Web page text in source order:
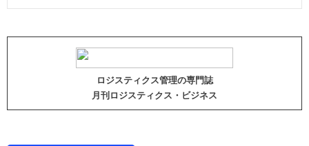
ロジスティクス管理の専門誌
月刊ロジスティクス・ビジネス